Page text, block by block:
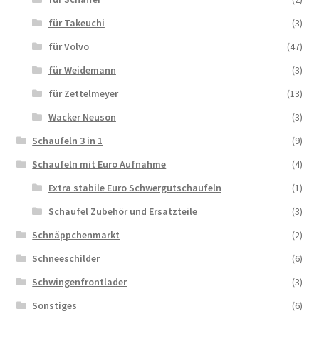
für Takeuchi
(3)
für Volvo
(47)
für Weidemann
(3)
für Zettelmeyer
(13)
Wacker Neuson
(3)
Schaufeln 3 in 1
(9)
Schaufeln mit Euro Aufnahme
(4)
Extra stabile Euro Schwergutschaufeln
(1)
Schaufel Zubehör und Ersatzteile
(3)
Schnäppchenmarkt
(2)
Schneeschilder
(6)
Schwingenfrontlader
(3)
Sonstiges
(6)